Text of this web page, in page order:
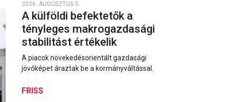
2026. AUGUSZTUS 5.
A külföldi befektetők a
tényleges makrogazdasági
stabilitást értékelik
A piacok növekedésorientált gazdasági
jövőképet áraztak be a kormányváltással.
FRISS